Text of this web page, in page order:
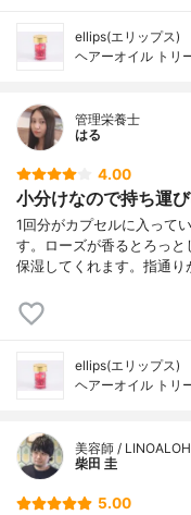
ellips(エリップス)
ヘアーオイル トリ
管理栄養士
はる
4.00
小分けなので持ち運び
1回分がカプセルに入って
す。ローズが香るとろっと
保湿してくれます。指通
ellips(エリップス)
ヘアーオイル トリ
美容師 /
柴田 圭
5.00